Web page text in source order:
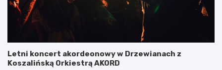
Letni koncert akordeonowy w Drzewianach z
Koszalińską Orkiestrą AKORD